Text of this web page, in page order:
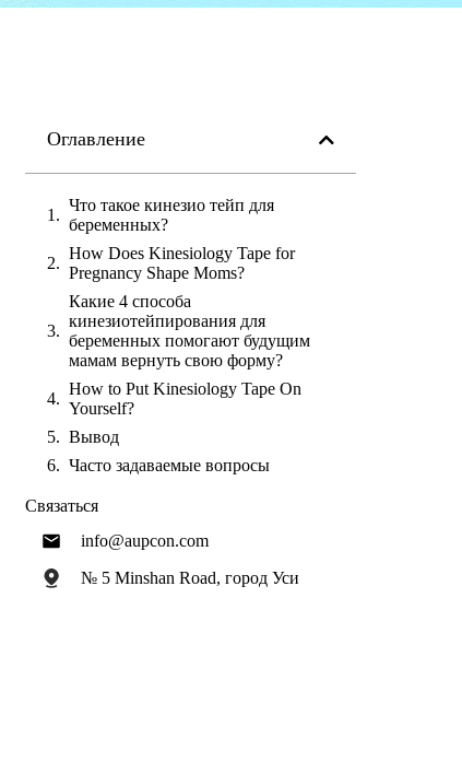
Оглавление
Что такое кинезио тейп для
беременных?
How Does Kinesiology Tape for
Pregnancy Shape Moms?
Какие 4 способа
кинезиотейпирования для
беременных помогают будущим
мамам вернуть свою форму?
How to Put Kinesiology Tape On
Yourself?
Вывод
Часто задаваемые вопросы
Связаться
info@aupcon.com
№ 5 Minshan Road, город Уси